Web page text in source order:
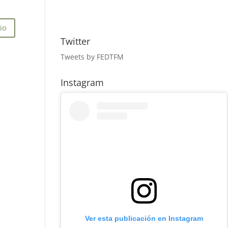
Twitter
Tweets by FEDTFM
Instagram
Ver esta publicación en Instagram